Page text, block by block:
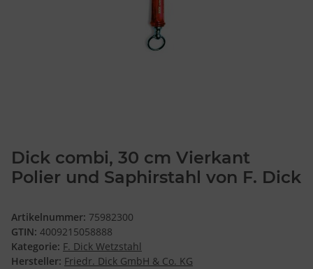
Dick combi, 30 cm Vierkant
Polier und Saphirstahl von F. Dick
Artikelnummer: 75982300
GTIN: 4009215058888
Kategorie: F. Dick Wetzstahl
Hersteller: Friedr. Dick GmbH & Co. KG